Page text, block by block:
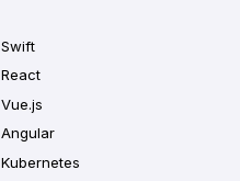
Swift
React
Vue.js
Angular
Kubernetes